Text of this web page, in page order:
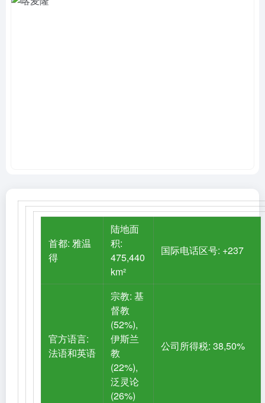
首都: 雅温
得
陆地面
积:
475,440
km²
国际电话区号: +237
官方语言:
法语和英语
宗教: 基
督教
(52%),
伊斯兰
教
(22%),
泛灵论
(26%)
公司所得税: 38,50%